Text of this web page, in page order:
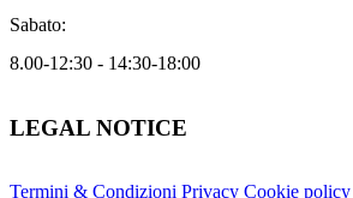
Sabato:
8.00-12:30 - 14:30-18:00
LEGAL NOTICE
Termini & Condizioni Privacy Cookie policy